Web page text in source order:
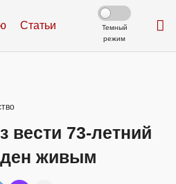
Статьи
Темный
режим
вести 73-летний
живым